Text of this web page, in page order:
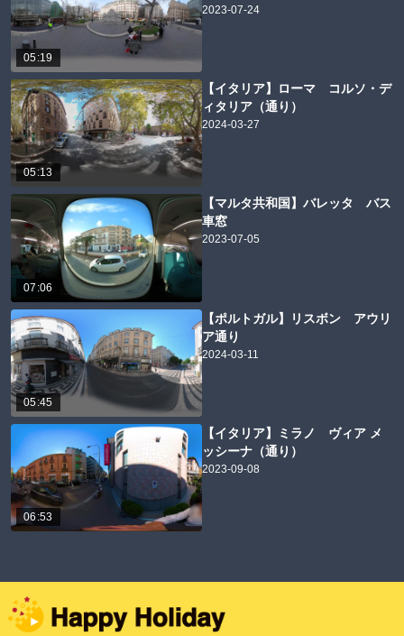
05:19
2023-07-24
05:13
【イタリア】ローマ コルソ・デ
ィタリア（通り）
2024-03-27
07:06
【マルタ共和国】バレッタ バス
車窓
2023-07-05
05:45
【ポルトガル】リスボン アウリ
ア通り
2024-03-11
06:53
【イタリア】ミラノ ヴィア メ
ッシーナ（通り）
2023-09-08